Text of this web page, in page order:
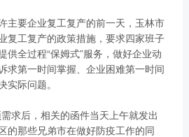
要企业复工复产的前一天，玉林市
复工复产的政策措施，要求四家班子
供全过程“保姆式”服务，做好企业动
求第一时间掌握、企业困难第一时间
实际问题。
后，相关的函件当天上午就发出
的那些兄弟市在做好防疫工作的同